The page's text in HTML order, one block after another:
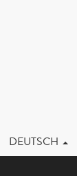
DEUTSCH